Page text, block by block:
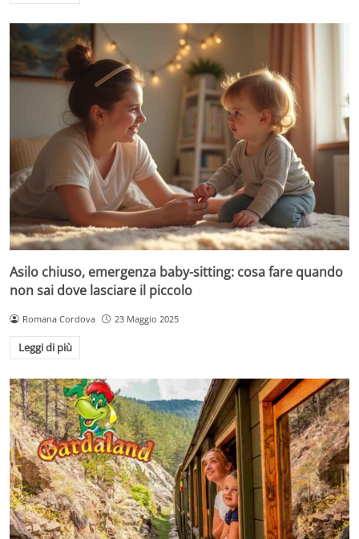
Asilo chiuso, emergenza baby-sitting: cosa fare quando
non sai dove lasciare il piccolo
Romana Cordova 23 Maggio 2025
Leggi di più